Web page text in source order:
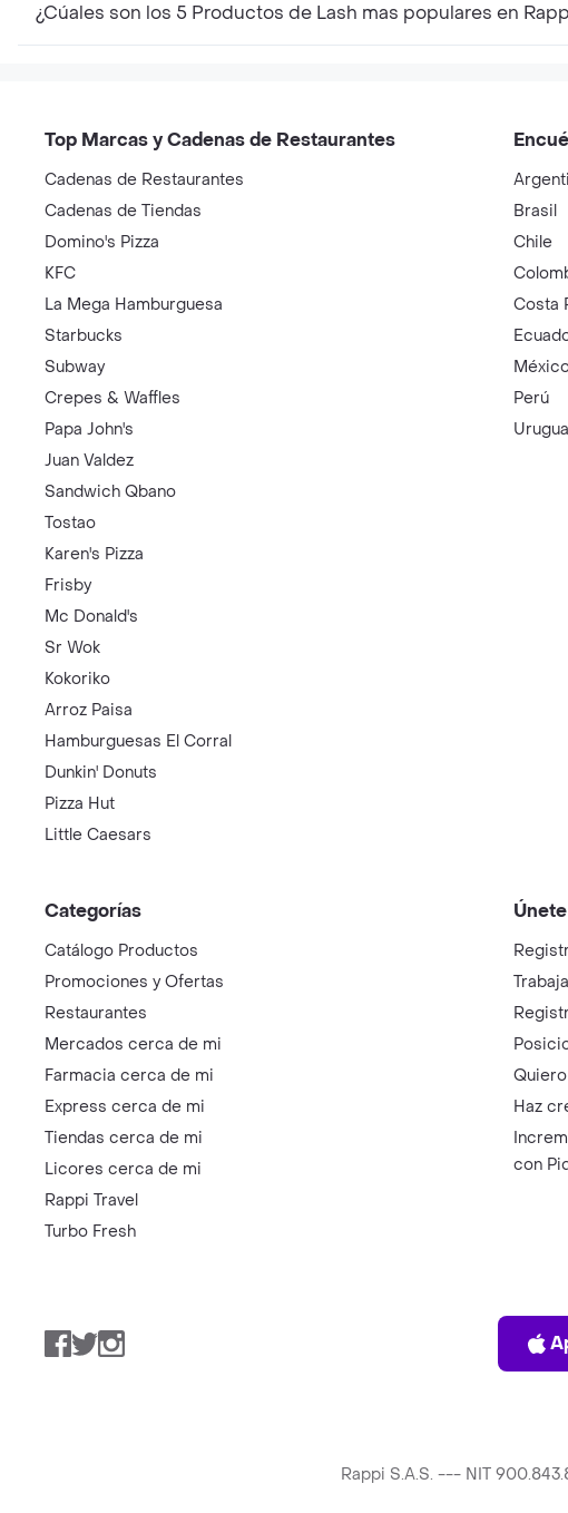
¿Cúales son los 5 Productos de Lash mas populares en
Top Marcas y Cadenas de Restaurantes
Cadenas de Restaurantes
Cadenas de Tiendas
Domino's Pizza
KFC
La Mega Hamburguesa
Starbucks
Subway
Crepes & Waffles
Papa John's
Juan Valdez
Sandwich Qbano
Tostao
Karen's Pizza
Frisby
Mc Donald's
Sr Wok
Kokoriko
Arroz Paisa
Hamburguesas El Corral
Dunkin' Donuts
Pizza Hut
Little Caesars
Brasil
Chile
Costa
Perú
Categorías
Catálogo Productos
Promociones y Ofertas
Restaurantes
Mercados cerca de mi
Farmacia cerca de mi
Express cerca de mi
Tiendas cerca de mi
Licores cerca de mi
Rappi Travel
Turbo Fresh
Haz
con
Facebook
TwitterInstagram
Rappi S.A.S. --- NIT